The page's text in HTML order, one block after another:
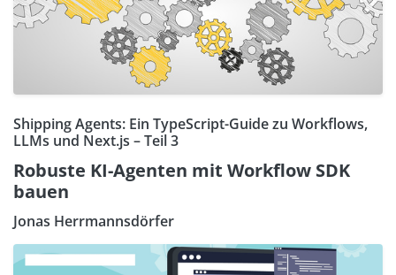
Shipping Agents: Ein TypeScript-Guide zu Workflows,
LLMs und Next.js – Teil 3
Robuste KI-Agenten mit Workflow SDK
bauen
Jonas Herrmannsdörfer